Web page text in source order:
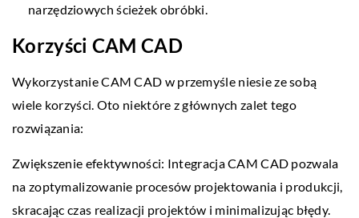
narzędziowych ścieżek obróbki.
Korzyści CAM CAD
Wykorzystanie CAM CAD w przemyśle niesie ze sobą
wiele korzyści. Oto niektóre z głównych zalet tego
rozwiązania:
Zwiększenie efektywności: Integracja CAM CAD pozwala
na zoptymalizowanie procesów projektowania i produkcji,
skracając czas realizacji projektów i minimalizując błędy.